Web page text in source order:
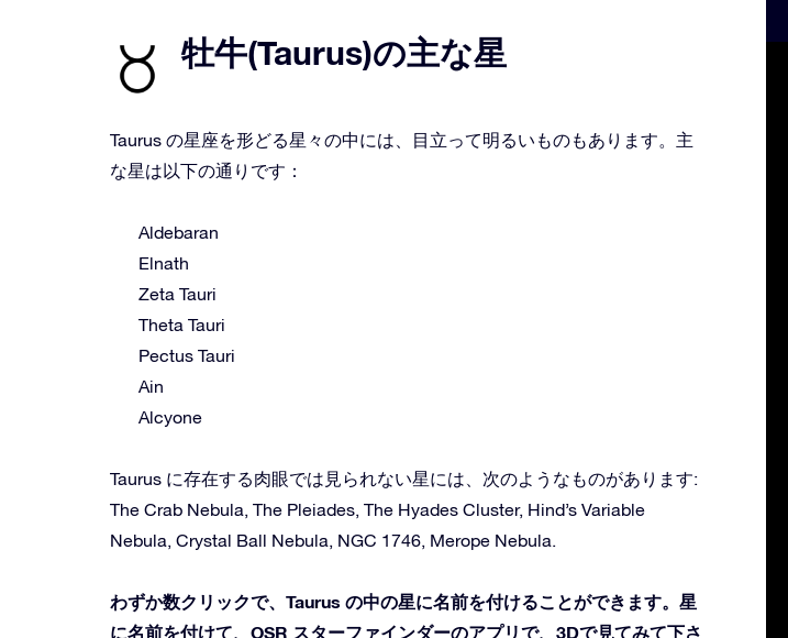
牡牛(Taurus)の主な星
Taurus の星座を形どる星々の中には、目立って明るいものもあります。主
な星は以下の通りです：
Aldebaran
Elnath
Zeta Tauri
Theta Tauri
Pectus Tauri
Ain
Alcyone
Taurus に存在する肉眼では見られない星には、次のようなものがあります:
The Crab Nebula, The Pleiades, The Hyades Cluster, Hind’s Variable
Nebula, Crystal Ball Nebula, NGC 1746, Merope Nebula.
わずか数クリックで、Taurus の中の星に名前を付けることができます。星
に名前を付けて、OSR スターファインダーのアプリで、3Dで見てみて下さ